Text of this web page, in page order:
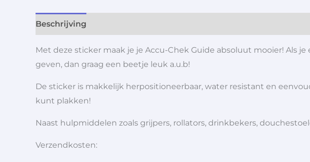
Beschrijving
Met deze sticker maak je je Accu-Chek Guide absoluut mooier! Als
geven, dan graag een beetje leuk a.u.b!
De sticker is makkelijk herpositioneerbaar, water resistant en
kunt plakken!
Naast hulpmiddelen zoals grijpers, rollators, drinkbekers,
Verzendkosten: